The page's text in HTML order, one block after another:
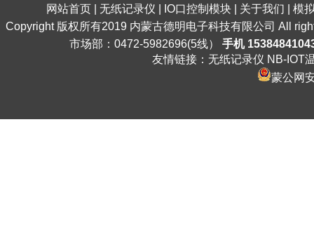
网站首页 无纸记录仪 IO口控制模块 关于我们
模
Copyright 版权所有2019 内蒙古德明电子科技有限公司 All
市场部：0472-5982696(5线） 手机
友情链接： 无纸记录仪 NB-IOT
蒙公网